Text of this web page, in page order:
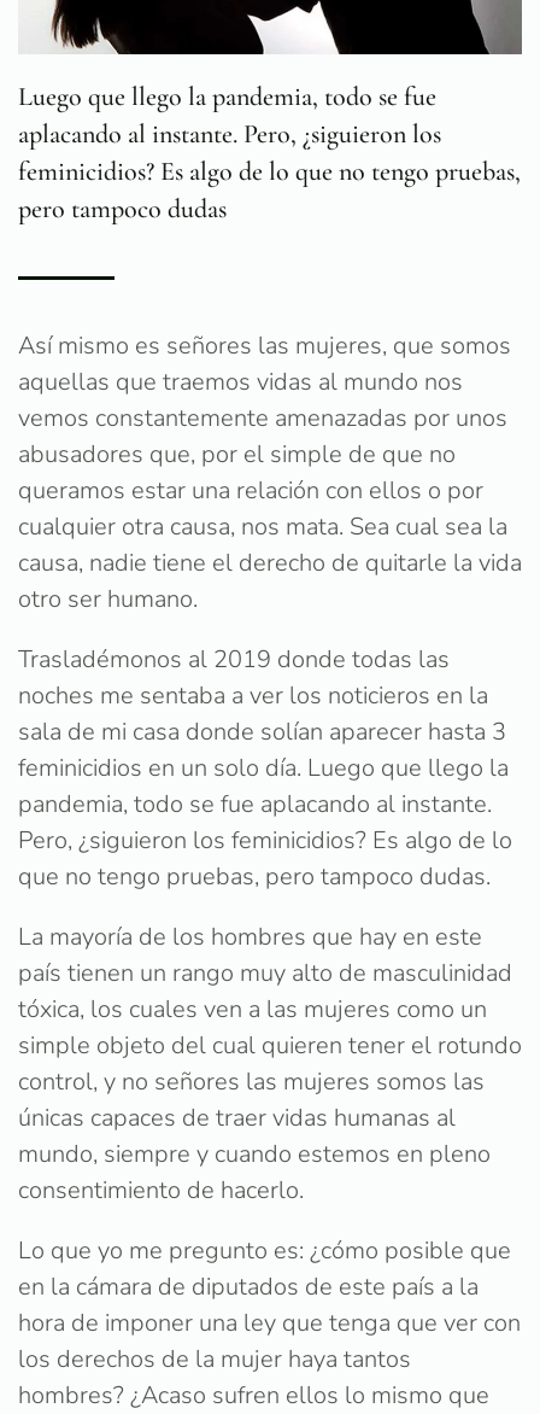
Luego que llego la pandemia, todo se fue
aplacando al instante. Pero, ¿siguieron los
feminicidios? Es algo de lo que no tengo pruebas,
pero tampoco dudas
Así mismo es señores las mujeres, que somos
aquellas que traemos vidas al mundo nos
vemos constantemente amenazadas por unos
abusadores que, por el simple de que no
queramos estar una relación con ellos o por
cualquier otra causa, nos mata. Sea cual sea la
causa, nadie tiene el derecho de quitarle la vida
otro ser humano.
Trasladémonos al 2019 donde todas las
noches me sentaba a ver los noticieros en la
sala de mi casa donde solían aparecer hasta 3
feminicidios en un solo día. Luego que llego la
pandemia, todo se fue aplacando al instante.
Pero, ¿siguieron los feminicidios? Es algo de lo
que no tengo pruebas, pero tampoco dudas.
La mayoría de los hombres que hay en este
país tienen un rango muy alto de masculinidad
tóxica, los cuales ven a las mujeres como un
simple objeto del cual quieren tener el rotundo
control, y no señores las mujeres somos las
únicas capaces de traer vidas humanas al
mundo, siempre y cuando estemos en pleno
consentimiento de hacerlo.
Lo que yo me pregunto es: ¿cómo posible que
en la cámara de diputados de este país a la
hora de imponer una ley que tenga que ver con
los derechos de la mujer haya tantos
hombres? ¿Acaso sufren ellos lo mismo que